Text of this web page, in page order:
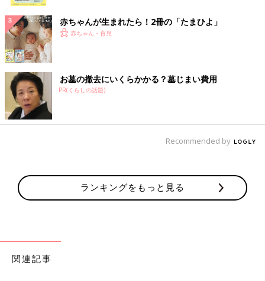
赤ちゃんが生まれたら！2冊の「たまひよ」
赤ちゃん・育児
お墓の撤去にいくらかかる？墓じまい費用
PR(くらしの話題)
Recommended by
ランキングをもっと見る
関連記事